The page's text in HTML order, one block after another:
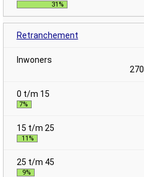
31%
Retranchement
270
7%
11%
9%